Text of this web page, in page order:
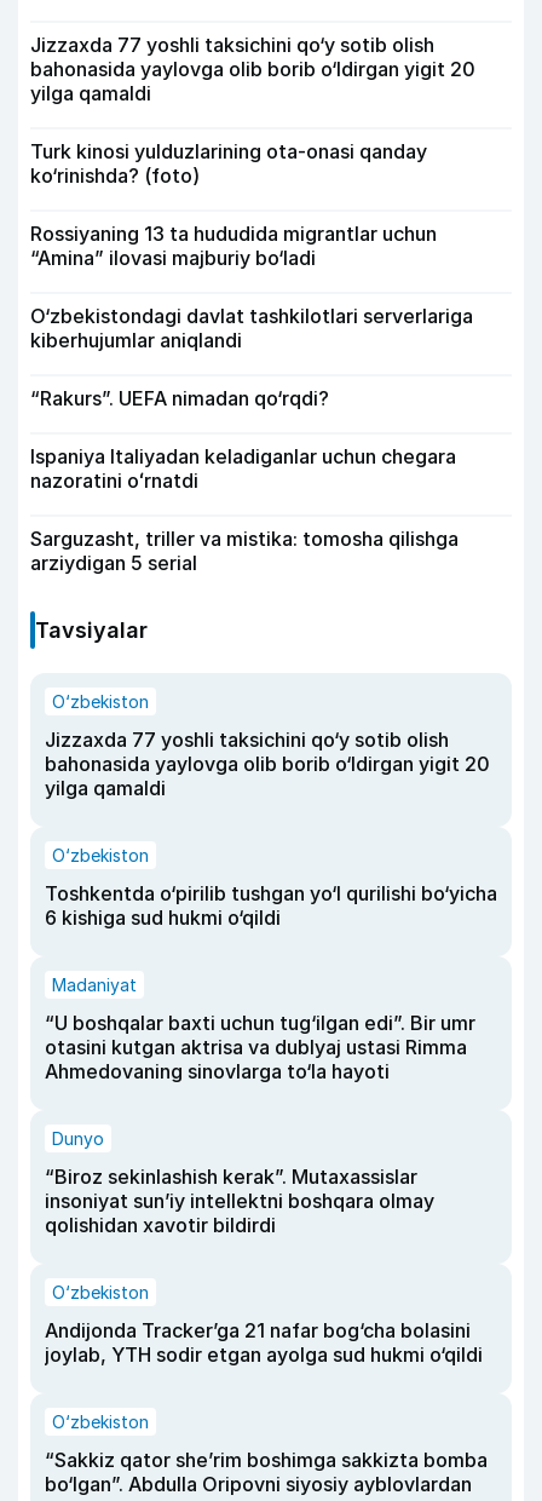
Jizzaxda 77 yoshli taksichini qo‘y sotib olish
bahonasida yaylovga olib borib o‘ldirgan yigit 20
yilga qamaldi
Turk kinosi yulduzlarining ota-onasi qanday
ko‘rinishda? (foto)
Rossiyaning 13 ta hududida migrantlar uchun
“Amina” ilovasi majburiy bo‘ladi
O‘zbekistondagi davlat tashkilotlari serverlariga
kiberhujumlar aniqlandi
“Rakurs”. UEFA nimadan qo‘rqdi?
Ispaniya Italiyadan keladiganlar uchun chegara
nazoratini oʻrnatdi
Sarguzasht, triller va mistika: tomosha qilishga
arziydigan 5 serial
Tavsiyalar
O‘zbekiston
Jizzaxda 77 yoshli taksichini qo‘y sotib olish
bahonasida yaylovga olib borib o‘ldirgan yigit 20
yilga qamaldi
O‘zbekiston
Toshkentda o‘pirilib tushgan yo‘l qurilishi bo‘yicha
6 kishiga sud hukmi o‘qildi
Madaniyat
“U boshqalar baxti uchun tug‘ilgan edi”. Bir umr
otasini kutgan aktrisa va dublyaj ustasi Rimma
Ahmedovaning sinovlarga to‘la hayoti
Dunyo
“Biroz sekinlashish kerak”. Mutaxassislar
insoniyat sun’iy intellektni boshqara olmay
qolishidan xavotir bildirdi
O‘zbekiston
Andijonda Tracker’ga 21 nafar bog‘cha bolasini
joylab, YTH sodir etgan ayolga sud hukmi o‘qildi
O‘zbekiston
“Sakkiz qator she’rim boshimga sakkizta bomba
bo‘lgan”. Abdulla Oripovni siyosiy ayblovlardan